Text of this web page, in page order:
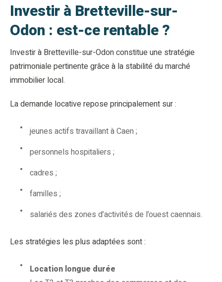
Investir à Bretteville-sur-
Odon : est-ce rentable ?
Investir à Bretteville-sur-Odon constitue une stratégie
patrimoniale pertinente grâce à la stabilité du marché
immobilier local.
La demande locative repose principalement sur :
jeunes actifs travaillant à Caen ;
personnels hospitaliers ;
cadres ;
familles ;
salariés des zones d’activités de l’ouest caennais.
Les stratégies les plus adaptées sont :
Location longue durée